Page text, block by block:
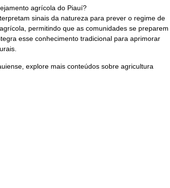
agrícola do Piauí?
sinais da natureza para prever o regime de
permitindo que as comunidades se preparem
esse conhecimento tradicional para aprimorar
explore mais conteúdos sobre agricultura